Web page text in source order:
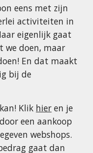
eens met zijn
activiteiten in
eigenlijk gaat
we doen, maar
En dat maakt
bij de
Klik hier en je
een aankoop
webshops.
gaat dan